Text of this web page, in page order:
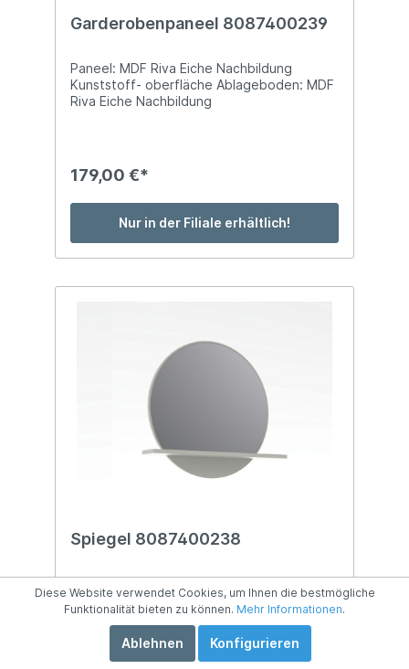
Garderobenpaneel 8087400239
Paneel: MDF Riva Eiche Nachbildung
Kunststoff- oberfläche Ablageboden: MDF
Riva Eiche Nachbildung
Kleiderstange, 4 Kleiderhaken und 1
Ablageboden mit oder ohne Paneel-
Ansatzstück montierbar
179,00 €*
Nur in der Filiale erhältlich!
Spiegel 8087400238
Kunststoffoberfläche BTH: ca. 80 x 18 x
80 cm inkl.: LED-Beleuchtung mit
Diese Website verwendet Cookies, um Ihnen die bestmögliche
Funktionalität bieten zu können. Mehr Informationen.
Ablehnen Konfigurieren